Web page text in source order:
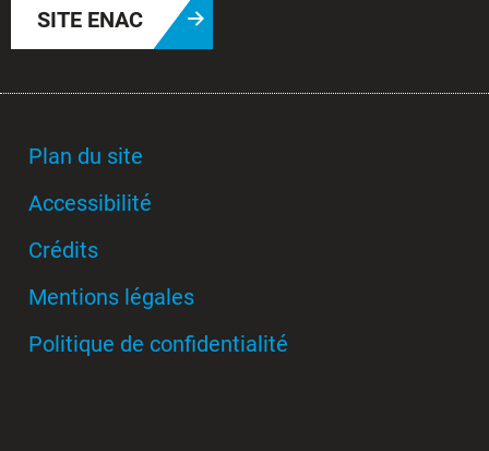
SITE ENAC
Plan du site
Accessibilité
Crédits
Mentions légales
Politique de confidentialité